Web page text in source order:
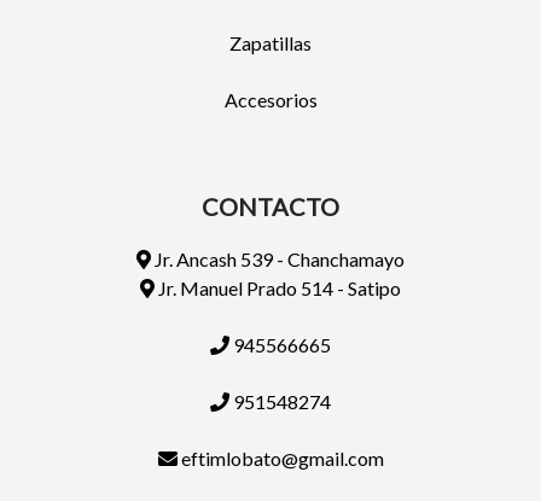
Zapatillas
Accesorios
CONTACTO
Jr. Ancash 539 - Chanchamayo
Jr. Manuel Prado 514 - Satipo
945566665
951548274
eftimlobato@gmail.com